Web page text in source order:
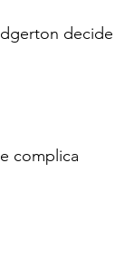
decide
complica